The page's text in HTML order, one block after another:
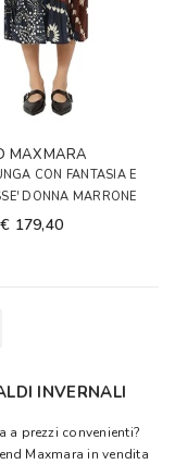
MAXMARA
CON FANTASIA E
DONNA MARRONE
€ 179,40
INVERNALI
a prezzi convenienti?
Maxmara in vendita